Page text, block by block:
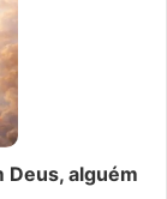
Deus, alguém